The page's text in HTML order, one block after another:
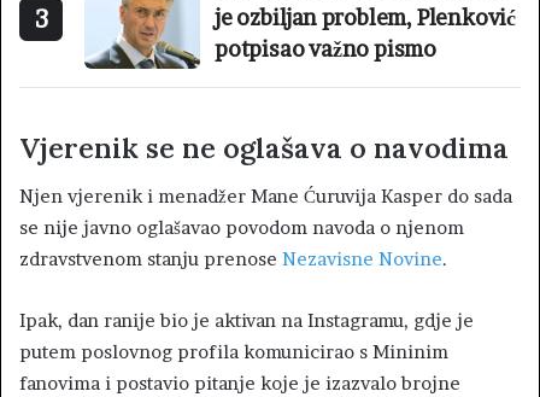
3
je ozbiljan problem, Plenković
potpisao važno pismo
Vjerenik se ne oglašava o navodima
Njen vjerenik i menadžer Mane Ćuruvija Kasper do sada
se nije javno oglašavao povodom navoda o njenom
zdravstvenom stanju prenose Nezavisne Novine.
Ipak, dan ranije bio je aktivan na Instagramu, gdje je
putem poslovnog profila komunicirao s Mininim
fanovima i postavio pitanje koje je izazvalo brojne